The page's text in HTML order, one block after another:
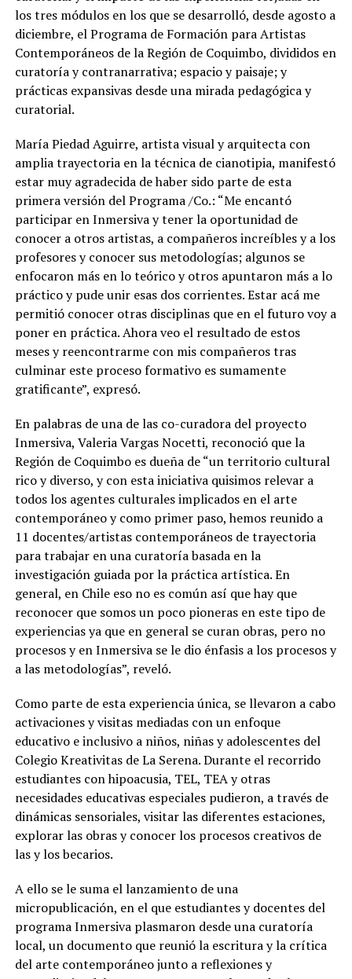
los tres módulos en los que se desarrolló, desde agosto a
diciembre, el Programa de Formación para Artistas
Contemporáneos de la Región de Coquimbo, divididos en
curatoría y contranarrativa; espacio y paisaje; y
prácticas expansivas desde una mirada pedagógica y
curatorial.
María Piedad Aguirre, artista visual y arquitecta con
amplia trayectoria en la técnica de cianotipia, manifestó
estar muy agradecida de haber sido parte de esta
primera versión del Programa /Co.: “Me encantó
participar en Inmersiva y tener la oportunidad de
conocer a otros artistas, a compañeros increíbles y a los
profesores y conocer sus metodologías; algunos se
enfocaron más en lo teórico y otros apuntaron más a lo
práctico y pude unir esas dos corrientes. Estar acá me
permitió conocer otras disciplinas que en el futuro voy a
poner en práctica. Ahora veo el resultado de estos
meses y reencontrarme con mis compañeros tras
culminar este proceso formativo es sumamente
gratificante”, expresó.
En palabras de una de las co-curadora del proyecto
Inmersiva, Valeria Vargas Nocetti, reconoció que la
Región de Coquimbo es dueña de “un territorio cultural
rico y diverso, y con esta iniciativa quisimos relevar a
todos los agentes culturales implicados en el arte
contemporáneo y como primer paso, hemos reunido a
11 docentes/artistas contemporáneos de trayectoria
para trabajar en una curatoría basada en la
investigación guiada por la práctica artística. En
general, en Chile eso no es común así que hay que
reconocer que somos un poco pioneras en este tipo de
experiencias ya que en general se curan obras, pero no
procesos y en Inmersiva se le dio énfasis a los procesos y
a las metodologías”, reveló.
Como parte de esta experiencia única, se llevaron a cabo
activaciones y visitas mediadas con un enfoque
educativo e inclusivo a niños, niñas y adolescentes del
Colegio Kreativitas de La Serena. Durante el recorrido
estudiantes con hipoacusia, TEL, TEA y otras
necesidades educativas especiales pudieron, a través de
dinámicas sensoriales, visitar las diferentes estaciones,
explorar las obras y conocer los procesos creativos de
las y los becarios.
A ello se le suma el lanzamiento de una
micropublicación, en el que estudiantes y docentes del
programa Inmersiva plasmaron desde una curatoría
local, un documento que reunió la escritura y la crítica
del arte contemporáneo junto a reflexiones y